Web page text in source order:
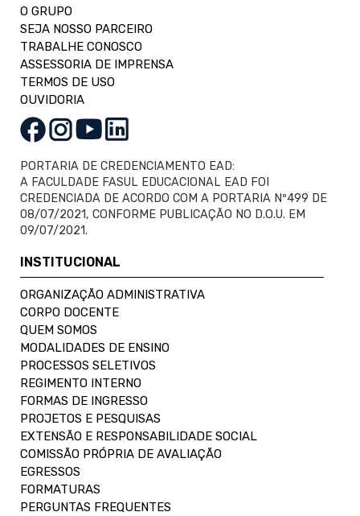
O GRUPO
SEJA NOSSO PARCEIRO
TRABALHE CONOSCO
ASSESSORIA DE IMPRENSA
TERMOS DE USO
OUVIDORIA
PORTARIA DE CREDENCIAMENTO EAD:
A FACULDADE FASUL EDUCACIONAL EAD FOI
CREDENCIADA DE ACORDO COM A PORTARIA Nº499 DE
08/07/2021, CONFORME PUBLICAÇÃO NO D.O.U. EM
09/07/2021.
INSTITUCIONAL
ORGANIZAÇÃO ADMINISTRATIVA
CORPO DOCENTE
QUEM SOMOS
MODALIDADES DE ENSINO
PROCESSOS SELETIVOS
REGIMENTO INTERNO
FORMAS DE INGRESSO
PROJETOS E PESQUISAS
EXTENSÃO E RESPONSABILIDADE SOCIAL
COMISSÃO PRÓPRIA DE AVALIAÇÃO
EGRESSOS
FORMATURAS
PERGUNTAS FREQUENTES